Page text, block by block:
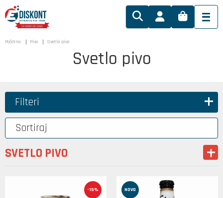
Početna Pivo Svetlo pivo
Svetlo pivo
Filteri
Sortiraj
SVETLO PIVO
-15% NOVO